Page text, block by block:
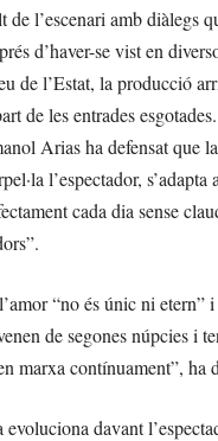
de l’escenari amb diàlegs
d’haver-se vist en
de l’Estat, la producció
de les entrades esgotades.
Arias ha defensat que
l’espectador, s’adapta
cada dia sense
“no és únic ni etern”
de segones núpcies i
marxa contínuament”, ha
davant